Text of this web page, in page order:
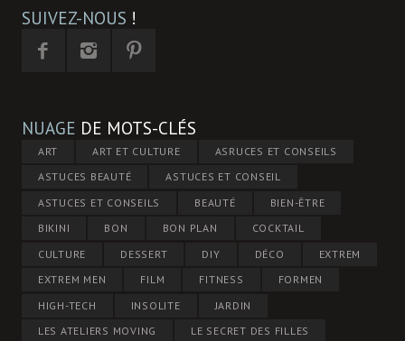
SUIVEZ-NOUS !
NUAGE DE MOTS-CLÉS
ART ART ET CULTURE
ASRUCES ET CONSEILS
ASTUCES BEAUTÉ
ASTUCES ET CONSEIL
ASTUCES ET CONSEILS
BEAUTÉ
BIEN-ÊTRE
BIKINI
BON BON PLAN
COCKTAIL
CULTURE
DESSERT DIY DÉCO
EXTREM
EXTREM MEN
FILM FITNESS
FORMEN
HIGH-TECH
INSOLITE
JARDIN
LES ATELIERS MOVING
LE SECRET DES FILLES